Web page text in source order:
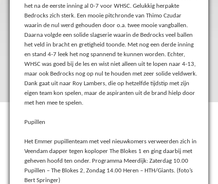
het na de eerste inning al 0-7 voor WHSC. Gelukkig herpakte
Bedrocks zich sterk. Een mooie pitchronde van Thimo Czudar
waarin de nul werd gehouden door o.a. twee mooie vangballen.
Daarna volgde een solide slagserie waarin de Bedrocks veel ballen
het veld in bracht en gretigheid toonde. Met nog een derde inning
en stand 4-7 leek het nog spannend te kunnen worden. Echter,
WHSC was goed bij de les en wist niet alleen uit te lopen naar 4-13,
maar ook Bedrocks nog op nul te houden met zeer solide veldwerk.
Dank gaat uit naar Roy Lambers, die op hetzelfde tijdstip met zijn
eigen team kon spelen, maar de aspiranten uit de brand hielp door
met hen mee te spelen.
Pupillen
Het Emmer pupillenteam met veel nieuwkomers verweerden zich in
Veendam dapper tegen koploper The Blokes 1 en ging daarbij met
geheven hoofd ten onder. Programma Meerdijk: Zaterdag 10.00
Pupillen – The Blokes 2, Zondag 14.00 Heren – HTH/Giants. (foto’s
Bert Springer)